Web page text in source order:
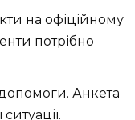
на офіційному
потрібно
Анкета